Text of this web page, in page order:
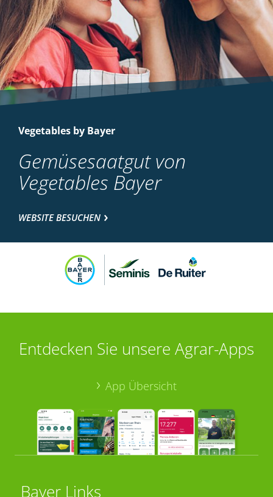
Vegetables by Bayer
Gemüsesaatgut von
Vegetables Bayer
WEBSITE BESUCHEN
Entdecken Sie unsere Agrar-Apps
App Übersicht
Bayer Links